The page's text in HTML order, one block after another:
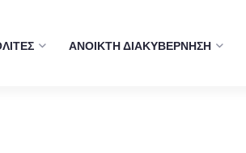
ΑΝΟΙΚΤΉ ΔΙΑΚΥΒΈΡΝΗΣΗ